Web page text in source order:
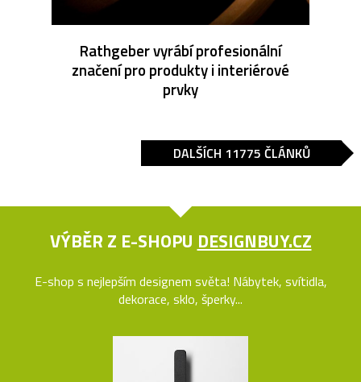
Rathgeber vyrábí profesionální
značení pro produkty i interiérové
prvky
DALŠÍCH 11775 ČLÁNKŮ
VÝBĚR Z E-SHOPU DESIGNBUY.CZ
E-shop s nejlepším designem světa! Nábytek, svítidla,
dekorace, sklo, šperky...